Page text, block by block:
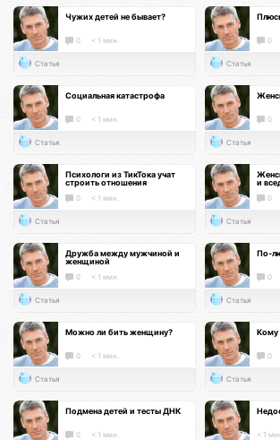
Чужих детей не бывает?
0 < 1 мин.
Статья
0
Статья
Социальная катастрофа
0 < 1 мин.
Статья
0
Статья
Психологи из ТикТока учат
строить отношения
0 < 1 мин.
Статья
и
0
Статья
Дружба между мужчиной и
женщиной
0 < 1 мин.
Статья
По-
0
Статья
Можно ли бить женщину?
0 < 1 мин.
Статья
Кому
0
Статья
Подмена детей и тесты ДНК
0 < 1 мин. < 1